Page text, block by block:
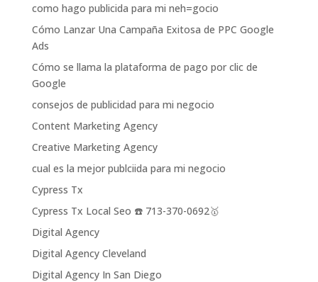
como hago publicida para mi neh=gocio
Cómo Lanzar Una Campaña Exitosa de PPC Google
Ads
Cómo se llama la plataforma de pago por clic de
Google
consejos de publicidad para mi negocio
Content Marketing Agency
Creative Marketing Agency
cual es la mejor publciida para mi negocio
Cypress Tx
Cypress Tx Local Seo ☎️ 713-370-0692🥇
Digital Agency
Digital Agency Cleveland
Digital Agency In San Diego